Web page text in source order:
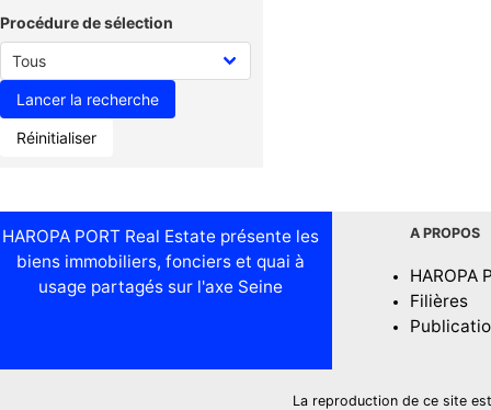
Procédure de sélection
Réinitialiser
HAROPA PORT Real Estate présente les
biens immobiliers, fonciers et quai à
usage partagés sur l'axe Seine
A PROPOS
HAROPA
Filières
La reproduction de ce site